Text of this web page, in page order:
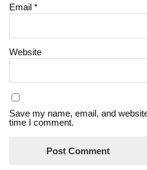
Email*
Website
Save my name, email, and
time I comment.